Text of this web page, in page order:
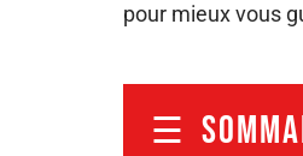
pour mieux vous